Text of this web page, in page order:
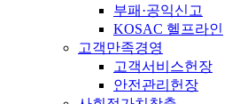
부패·공익신고
KOSAC 헬프라인
고객만족경영
고객서비스헌장
안전관리헌장